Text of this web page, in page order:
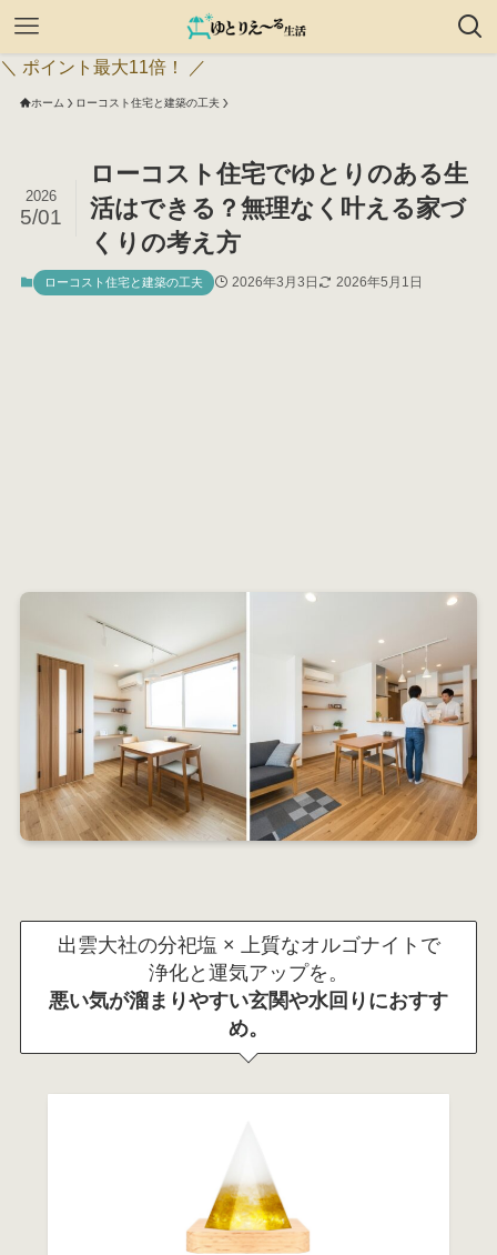
＼ ポイント最大11倍！ ／
ホーム ローコスト住宅と建築の工夫
ローコスト住宅でゆとりのある生
活はできる？無理なく叶える家づ
くりの考え方
2026
5/01
ローコスト住宅と建築の工夫 2026年3月3日 2026年5月1日
出雲大社の分祀塩 × 上質なオルゴナイトで
浄化と運気アップを。
悪い気が溜まりやすい玄関や水回りにおすす
め。